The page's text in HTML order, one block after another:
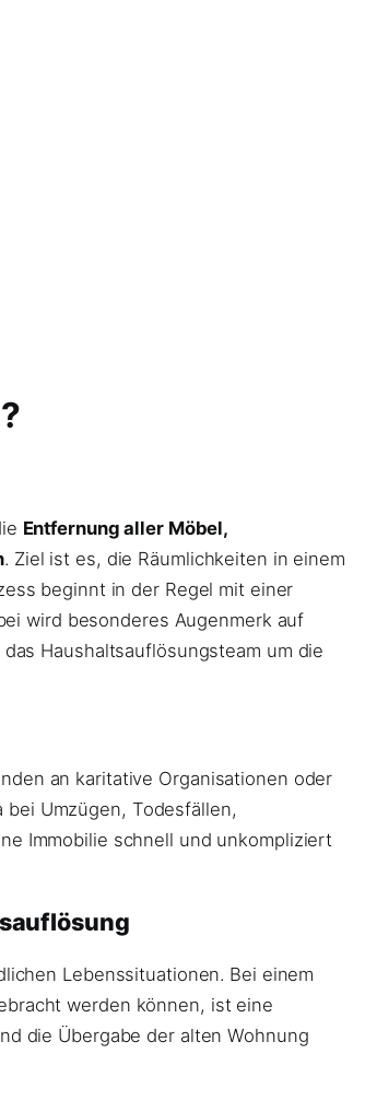
Entfernung aller Möbel,
. Ziel ist es, die Räumlichkeiten in einem
beginnt in der Regel mit einer
wird besonderes Augenmerk auf
Haushaltsauflösungsteam um die
an karitative Organisationen oder
Umzügen, Todesfällen,
Immobilie schnell und unkompliziert
Lebenssituationen. Bei einem
werden können, ist eine
die Übergabe der alten Wohnung